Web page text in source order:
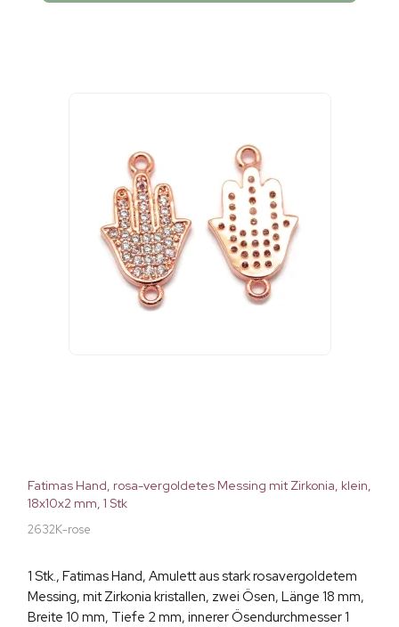
Fatimas Hand, rosa-vergoldetes Messing mit Zirkonia, klein,
18x10x2 mm, 1 Stk
2632K-rose
1 Stk., Fatimas Hand, Amulett aus stark rosavergoldetem
Messing, mit Zirkonia kristallen, zwei Ösen, Länge 18 mm,
Breite 10 mm, Tiefe 2 mm, innerer Ösendurchmesser 1